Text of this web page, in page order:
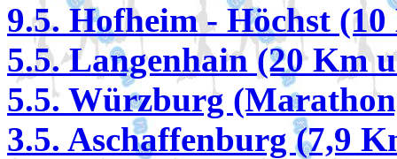
9.5. Hofheim - Höchst
5.5. Langenhain (20 Km
5.5. Würzburg
3.5. Aschaffenburg (7,9